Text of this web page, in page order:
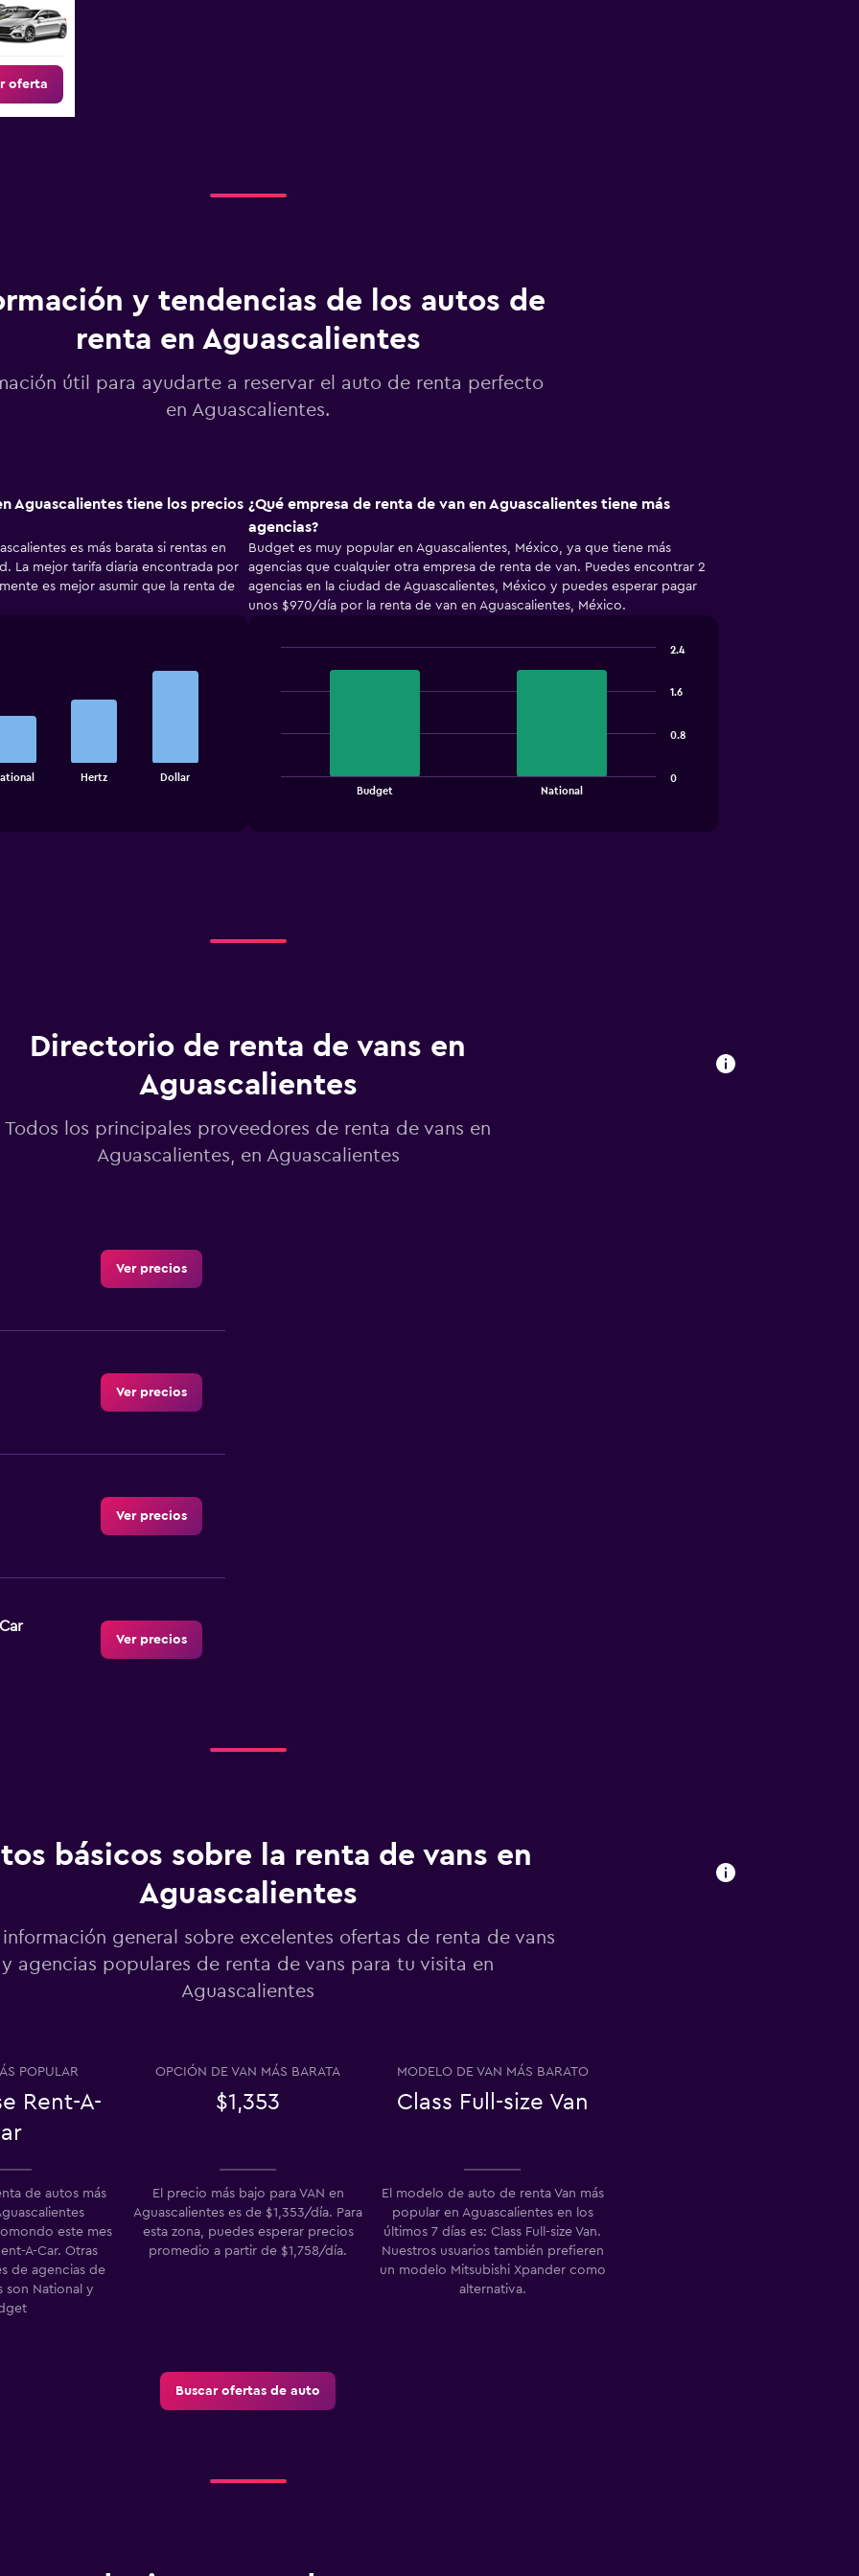
oferta
y tendencias de los autos de
renta en Aguascalientes
útil para ayudarte a reservar el auto de renta perfecto
en Aguascalientes.
Aguascalientes tiene los precios
es más barata si rentas en
La mejor tarifa diaria encontrada por
es mejor asumir que la renta de
Hertz Dollar
¿Qué empresa de renta de van en Aguascalientes tiene más
agencias?
Budget es muy popular en Aguascalientes, México, ya que tiene más
agencias que cualquier otra empresa de renta de van. Puedes encontrar 2
agencias en la ciudad de Aguascalientes, México y puedes esperar pagar
unos $970/día por la renta de van en Aguascalientes, México.
categories.
Y
axis
displaying
values.
0
to
2.4.
Budget National
0
0.8
1.6
2.4
Directorio de renta de vans en
Aguascalientes
Todos los principales proveedores de renta de vans en
Aguascalientes, en Aguascalientes
Ver precios
Ver precios
Ver precios
Ver precios
básicos sobre la renta de vans en
Aguascalientes
general sobre excelentes ofertas de renta de vans
y agencias populares de renta de vans para tu visita en
Aguascalientes
POPULAR
Rent-A-
OPCIÓN DE VAN MÁS BARATA
$1,353
MODELO DE VAN MÁS BARATO
Class Full-size Van
de autos más
este mes
A-Car. Otras
de agencias de
son National y
El precio más bajo para VAN en
Aguascalientes es de $1,353/día. Para
esta zona, puedes esperar precios
promedio a partir de $1,758/día.
El modelo de auto de renta Van más
popular en Aguascalientes en los
últimos 7 días es: Class Full-size Van.
Nuestros usuarios también prefieren
un modelo Mitsubishi Xpander como
alternativa.
Buscar ofertas de auto